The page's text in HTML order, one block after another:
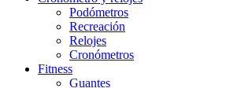
Podómetros
Recreación
Relojes
Cronómetros
Fitness
Guantes